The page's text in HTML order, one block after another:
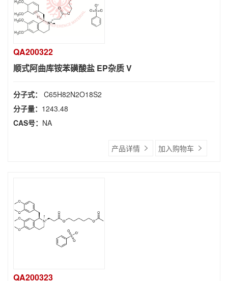
QA200322
顺式阿曲库铵苯磺酸盐 EP杂质 V
分子式： C65H82N2O18S2
分子量： 1243.48
CAS号： NA
产品详情 加入购物车
QA200323